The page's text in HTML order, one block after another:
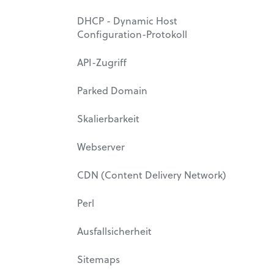
DHCP - Dynamic Host
Configuration-Protokoll
API-Zugriff
Parked Domain
Skalierbarkeit
Webserver
CDN (Content Delivery Network)
Perl
Ausfallsicherheit
Sitemaps